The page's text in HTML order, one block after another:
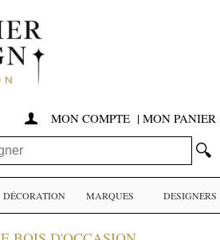
 MON COMPTE | MON PANIER
🔍
DÉCORATION MARQUES DESIGNERS